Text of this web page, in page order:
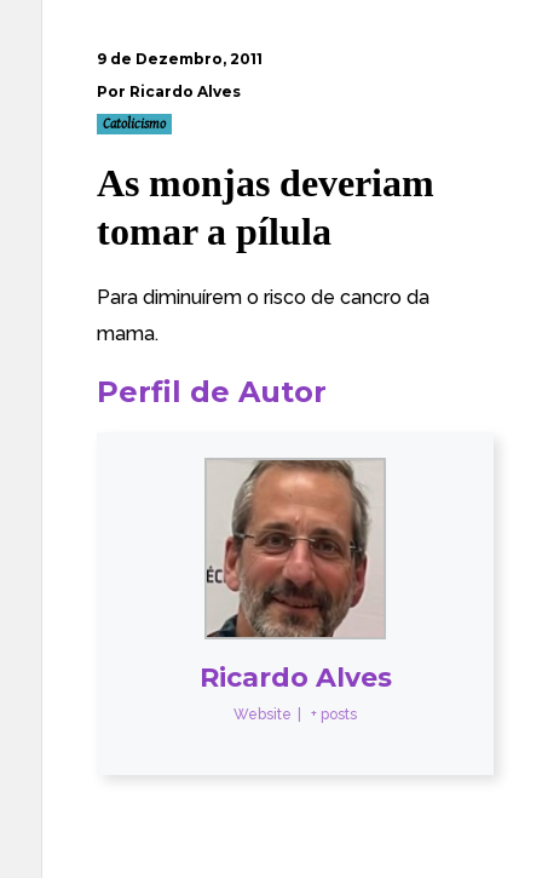
9 de Dezembro, 2011
Por Ricardo Alves
Catolicismo
As monjas deveriam
tomar a pílula
Para diminuírem o risco de cancro da
mama.
Perfil de Autor
Ricardo Alves
Website + posts